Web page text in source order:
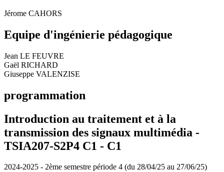
Jérome CAHORS
Equipe d'ingénierie pédagogique
Jean LE FEUVRE
Gaël RICHARD
Giuseppe VALENZISE
programmation
Introduction au traitement et à la
transmission des signaux multimédia -
TSIA207-S2P4 C1 - C1
2024-2025 - 2ème semestre période 4 (du 28/04/25 au 27/06/25)